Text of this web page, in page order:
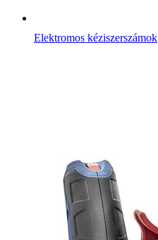
Elektromos kéziszerszámok